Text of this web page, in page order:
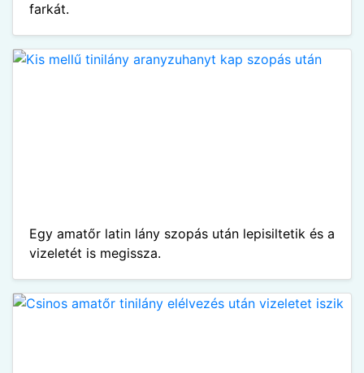
farkát.
Egy amatőr latin lány szopás után lepisiltetik és a
vizeletét is megissza.